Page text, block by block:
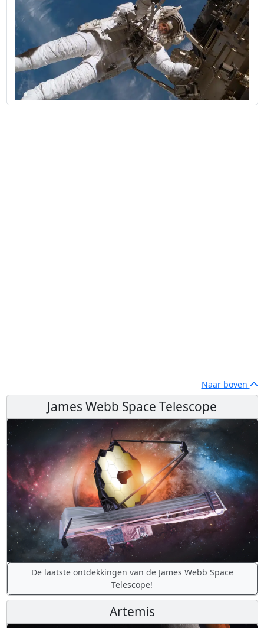
Naar boven
James Webb Space Telescope
De laatste ontdekkingen van de James Webb Space
Telescope!
Artemis